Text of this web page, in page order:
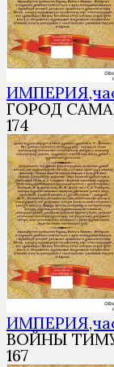
ГОРОД
174
ВОЙНЫ
167